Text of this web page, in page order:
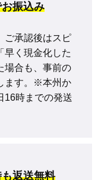
振込み
ご承認後はスピ
早く現金化した
場合も、事前の
ます。※本州か
16時までの発送
返送無料